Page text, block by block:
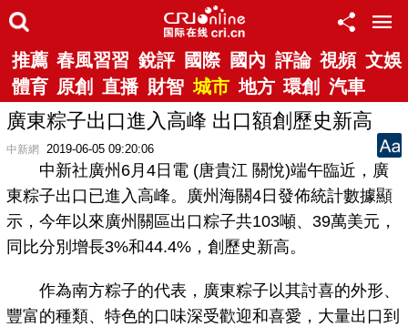
推薦 春風習習 銳評 國際 國內 評論 視頻 文娛
體育 原創 直播 財智 城市 地方 環創 汽車
廣東粽子出口進入高峰 出口額創歷史新高
中新網 2019-06-05 09:20:06
中新社廣州6月4日電 (唐貴江 關悅)端午臨近，廣
東粽子出口已進入高峰。廣州海關4日發佈統計數據顯
示，今年以來廣州關區出口粽子共103噸、39萬美元，
同比分別增長3%和44.4%，創歷史新高。
作為南方粽子的代表，廣東粽子以其討喜的外形、
豐富的種類、特色的口味深受歡迎和喜愛，大量出口到